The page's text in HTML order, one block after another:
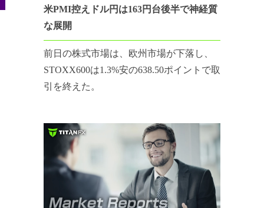
米PMI控えドル円は163円台後半で神経質
な展開
前日の株式市場は、欧州市場が下落し、
STOXX600は1.3%安の638.50ポイントで取
引を終えた。